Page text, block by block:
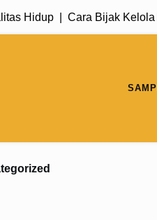
Hidup |Cara Bijak Kelola